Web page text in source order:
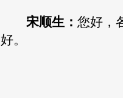
宋顺生： 您好，
好。